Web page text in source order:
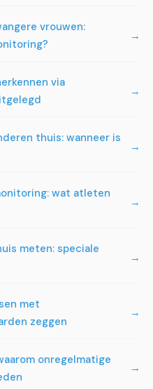
vrouwen:
via
thuis: wanneer is
wat atleten
meten: speciale
met
zeggen
onregelmatige